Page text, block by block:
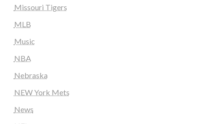
Missouri Tigers
MLB
Music
NBA
Nebraska
NEW York Mets
News